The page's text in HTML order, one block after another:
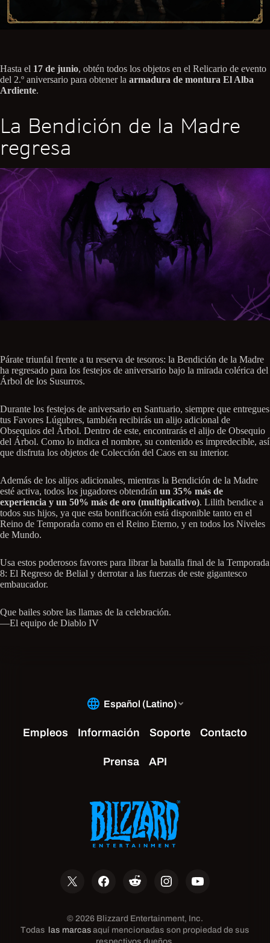
Hasta el 17 de junio, obtén todos los objetos en el Relicario de evento
del 2.º aniversario para obtener la armadura de montura El Alba
Ardiente.
La Bendición de la Madre
regresa
Párate triunfal frente a tu reserva de tesoros: la Bendición de la Madre
ha regresado para los festejos de aniversario bajo la mirada colérica del
Árbol de los Susurros.
Durante los festejos de aniversario en Santuario, siempre que entregues
tus Favores Lúgubres, también recibirás un alijo adicional de
Obsequios del Árbol. Dentro de este, encontrarás el alijo de Obsequio
del Árbol. Como lo indica el nombre, su contenido es impredecible, así
que disfruta los objetos de Colección del Caos en su interior.
Además de los alijos adicionales, mientras la Bendición de la Madre
esté activa, todos los jugadores obtendrán un 35% más de
experiencia y un 50% más de oro (multiplicativo). Lilith bendice a
todos sus hijos, ya que esta bonificación está disponible tanto en el
Reino de Temporada como en el Reino Eterno, y en todos los Niveles
de Mundo.
Usa estos poderosos favores para librar la batalla final de la Temporada
8: El Regreso de Belial y derrotar a las fuerzas de este gigantesco
embaucador.
Que bailes sobre las llamas de la celebración.
—El equipo de Diablo IV